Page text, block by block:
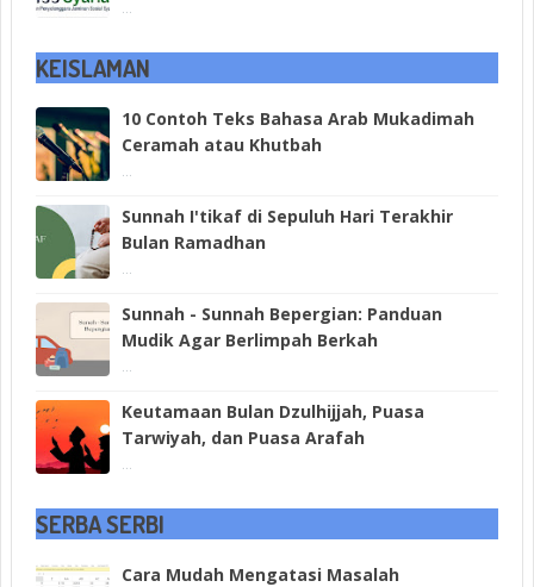
KEISLAMAN
10 Contoh Teks Bahasa Arab Mukadimah
Ceramah atau Khutbah
Sunnah I'tikaf di Sepuluh Hari Terakhir
Bulan Ramadhan
Sunnah - Sunnah Bepergian: Panduan
Mudik Agar Berlimpah Berkah
Keutamaan Bulan Dzulhijjah, Puasa
Tarwiyah, dan Puasa Arafah
SERBA SERBI
Cara Mudah Mengatasi Masalah